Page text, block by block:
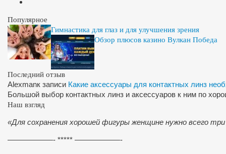
Популярное
Гимнастика для глаз и для улучшения зрения
Обзор плюсов казино Вулкан Победа
Последний отзыв
Alexmanк записи Какие аксессуары для контактных линз
Большой выбор контактных линз и аксессуаров к ним по
Наш взгляд
«Для сохранения хорошей фигуры женщине нужно всего
——————- ***** ——————-